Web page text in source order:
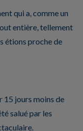
qui a, comme un
entière, tellement
étions proche de
15 jours moins de
salué par les